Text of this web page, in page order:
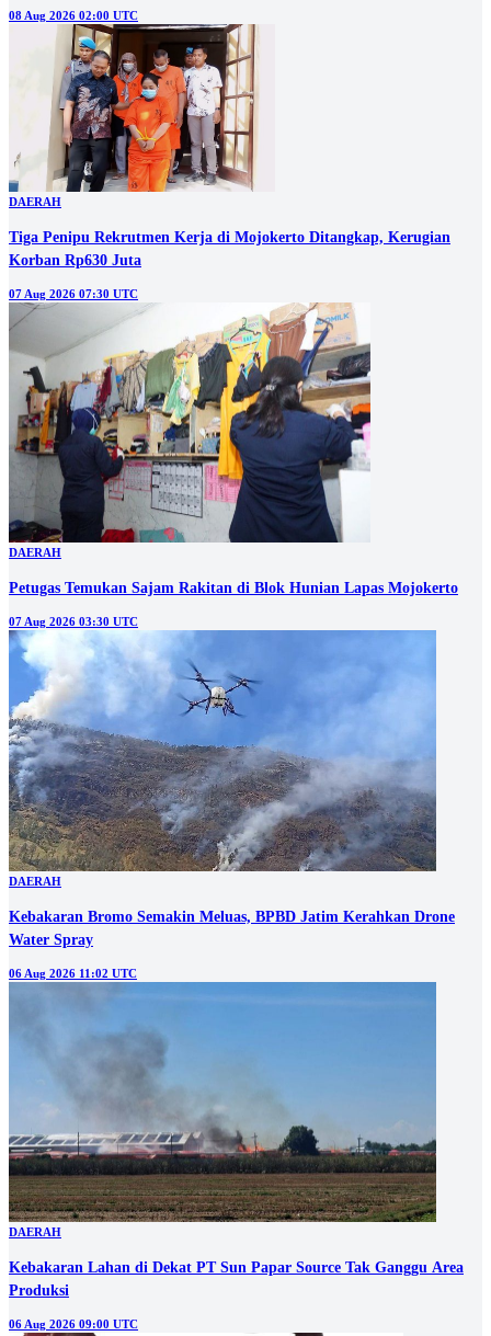
08 Aug 2026 02:00 UTC
DAERAH
Tiga Penipu Rekrutmen Kerja di Mojokerto Ditangkap, Kerugian
Korban Rp630 Juta
07 Aug 2026 07:30 UTC
DAERAH
Petugas Temukan Sajam Rakitan di Blok Hunian Lapas Mojokerto
07 Aug 2026 03:30 UTC
DAERAH
Kebakaran Bromo Semakin Meluas, BPBD Jatim Kerahkan Drone
Water Spray
06 Aug 2026 11:02 UTC
DAERAH
Kebakaran Lahan di Dekat PT Sun Papar Source Tak Ganggu Area
Produksi
06 Aug 2026 09:00 UTC